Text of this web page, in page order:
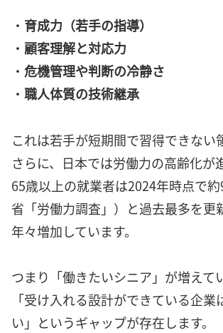
・ 育成力（若手の指導）
・ 顧客理解と対応力
・ 危機管理や判断の冷静さ
・ 職人体質の技術継承
これは若手が短期間で習得できない
さらに、日本では労働力の高齢化が
65歳以上の就業者は2024年時点で
省「労働力調査」）と過去最多を更
年々増加しています。
つまり「働きたいシニア」が増えて
「受け入れる設計ができている企業
い」というギャップが存在します。